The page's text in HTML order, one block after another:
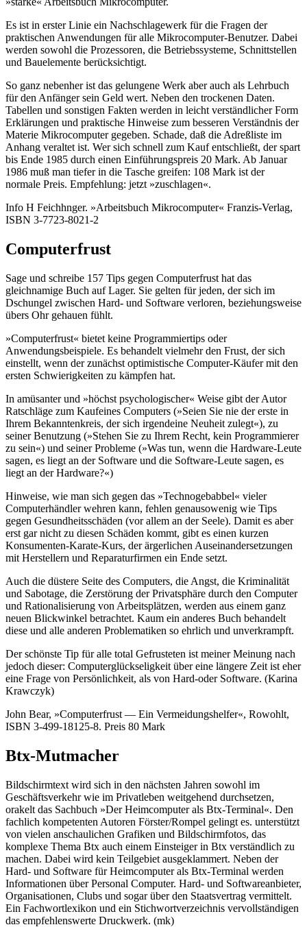
Es ist in erster Linie ein Nachschlagewerk für die Fragen der
praktischen Anwendungen für alle Mikrocomputer-Benutzer. Dabei
werden sowohl die Prozessoren, die Betriebssysteme, Schnittstellen
und Bauelemente berücksichtigt.
So ganz nebenher ist das gelungene Werk aber auch als Lehrbuch
für den Anfänger sein Geld wert. Neben den trockenen Daten.
Tabellen und sonstigen Fakten werden in leicht verständlicher Form
Erklärungen und praktische Hinweise zum besseren Verständnis der
Materie Mikrocomputer gegeben. Schade, daß die Adreßliste im
Anhang veraltet ist. Wer sich schnell zum Kauf entschließt, der spart
bis Ende 1985 durch einen Einführungspreis 20 Mark. Ab Januar
1986 muß man tiefer in die Tasche greifen: 108 Mark ist der
normale Preis. Empfehlung: jetzt »zuschlagen«.
Info H Feichhnger. »Arbeitsbuch Mikrocomputer« Franzis-Verlag,
ISBN 3-7723-8021-2
Computerfrust
Sage und schreibe 157 Tips gegen Computerfrust hat das
gleichnamige Buch auf Lager. Sie gelten für jeden, der sich im
Dschungel zwischen Hard- und Software verloren, beziehungsweise
übers Ohr gehauen fühlt.
»Computerfrust« bietet keine Programmiertips oder
Anwendungsbeispiele. Es behandelt vielmehr den Frust, der sich
einstellt, wenn der zunächst optimistische Computer-Käufer mit den
ersten Schwierigkeiten zu kämpfen hat.
In amüsanter und »höchst psychologischer« Weise gibt der Autor
Ratschläge zum Kaufeines Computers (»Seien Sie nie der erste in
Ihrem Bekanntenkreis, der sich irgendeine Neuheit zulegt«), zu
seiner Benutzung (»Stehen Sie zu Ihrem Recht, kein Programmierer
zu sein«) und seiner Probleme (»Was tun, wenn die Hardware-Leute
sagen, es liegt an der Software und die Software-Leute sagen, es
liegt an der Hardware?«)
Hinweise, wie man sich gegen das »Technogebabbel« vieler
Computerhändler wehren kann, fehlen genausowenig wie Tips
gegen Gesundheitsschäden (vor allem an der Seele). Damit es aber
erst gar nicht zu diesen Schäden kommt, gibt es einen kurzen
Konsumenten-Karate-Kurs, der ärgerlichen Auseinandersetzungen
mit Herstellern und Reparaturfirmen ein Ende setzt.
Auch die düstere Seite des Computers, die Angst, die Kriminalität
und Sabotage, die Zerstörung der Privatsphäre durch den Computer
und Rationalisierung von Arbeitsplätzen, werden aus einem ganz
neuen Blickwinkel betrachtet. Kaum ein anderes Buch behandelt
diese und alle anderen Problematiken so ehrlich und unverkrampft.
Der schönste Tip für alle total Gefrusteten ist meiner Meinung nach
jedoch dieser: Computerglückseligkeit über eine längere Zeit ist eher
eine Frage von Persönlichkeit, als von Hard-oder Software. (Karina
Krawczyk)
John Bear, »Computerfrust — Ein Vermeidungshelfer«, Rowohlt,
ISBN 3-499-18125-8. Preis 80 Mark
Btx-Mutmacher
Bildschirmtext wird sich in den nächsten Jahren sowohl im
Geschäftsverkehr wie im Privatleben weitgehend durchsetzen,
orakelt das Sachbuch »Der Heimcomputer als Btx-Terminal«. Den
fachlich kompetenten Autoren Förster/Rompel gelingt es. unterstützt
von vielen anschaulichen Grafiken und Bildschirmfotos, das
komplexe Thema Btx auch einem Einsteiger in Btx verständlich zu
machen. Dabei wird kein Teilgebiet ausgeklammert. Neben der
Hard- und Software für Heimcomputer als Btx-Terminal werden
Informationen über Personal Computer. Hard- und Softwareanbieter,
Organisationen, Clubs und sogar über den Staatsvertrag vermittelt.
Ein Fachwortlexikon und ein Stichwortverzeichnis vervollständigen
das empfehlenswerte Druckwerk. (mk)